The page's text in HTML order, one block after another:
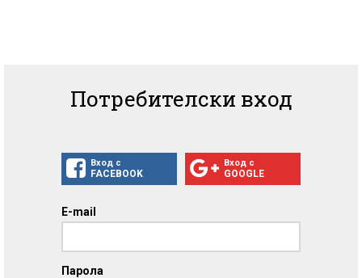
Потребителски вход
Вход с
FACEBOOK
Вход с
GOOGLE
E-mail
Парола